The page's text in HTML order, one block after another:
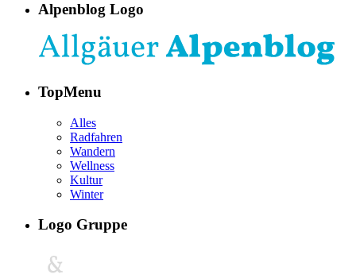
Alpenblog Logo
TopMenu
Alles
Radfahren
Wandern
Wellness
Kultur
Winter
Logo Gruppe